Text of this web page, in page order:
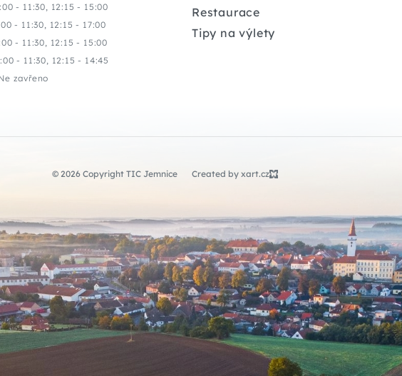
- 11:30, 12:15 - 15:00
- 11:30, 12:15 - 17:00
- 11:30, 12:15 - 15:00
- 11:30, 12:15 - 14:45
zavřeno
Restaurace
Tipy na výlety
© 2026 Copyright TIC Jemnice Created by xart.cz